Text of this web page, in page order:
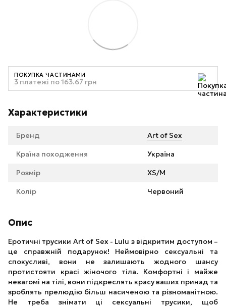
ПОКУПКА ЧАСТИНАМИ
3 платежі по 163.67 грн
Характеристики
Бренд Art of Sex
Країна походження Україна
Розмір XS/M
Колір Червоний
Опис
Еротичні трусики Art of Sex - Lulu з відкритим доступом –
це справжній подарунок! Неймовірно сексуальні та
спокусливі, вони не залишають жодного шансу
протистояти красі жіночого тіла. Комфортні і майже
невагомі на тілі, вони підкреслять красу ваших принад та
зроблять прелюдію більш насиченою та різноманітною.
Не треба знімати ці сексуальні трусики, щоб